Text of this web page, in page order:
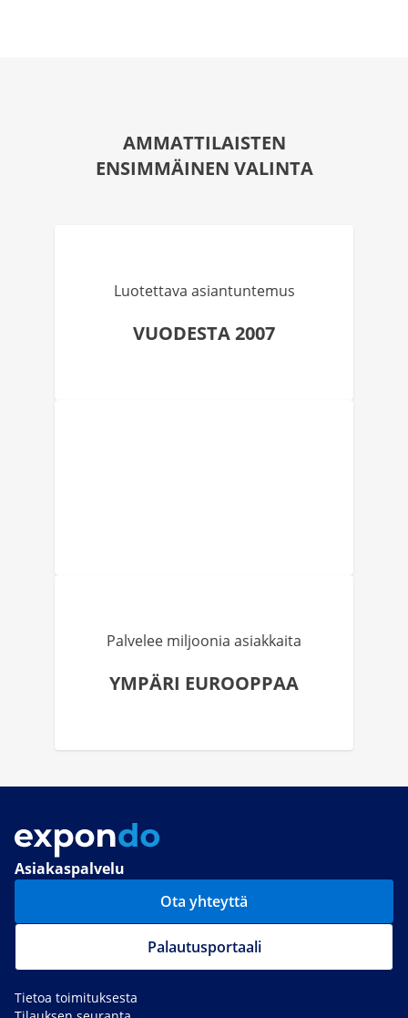
AMMATTILAISTEN
ENSIMMÄINEN VALINTA
Luotettava asiantuntemus
VUODESTA 2007
Palvelee miljoonia asiakkaita
YMPÄRI EUROOPPAA
Asiakaspalvelu
Ota yhteyttä
Palautusportaali
Tietoa toimituksesta